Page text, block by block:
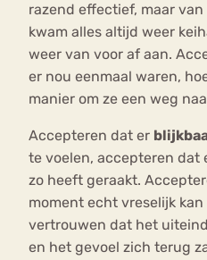
razend effectief, maar
kwam alles altijd weer
weer van voor af aan.
er nou eenmaal waren,
manier om ze een weg
Accepteren dat er
te voelen, accepteren dat
zo heeft geraakt.
moment echt vreselijk
vertrouwen dat het
en het gevoel zich terug